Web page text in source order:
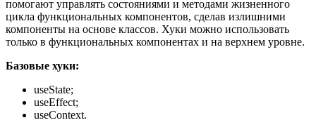
помогают управлять состояниями и методами жизненного
цикла функциональных компонентов, сделав излишними
компоненты на основе классов. Хуки можно использовать
только в функциональных компонентах и на верхнем уровне.
Базовые хуки:
useState;
useEffect;
useContext.